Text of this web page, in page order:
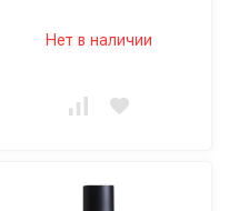
Нет в наличии